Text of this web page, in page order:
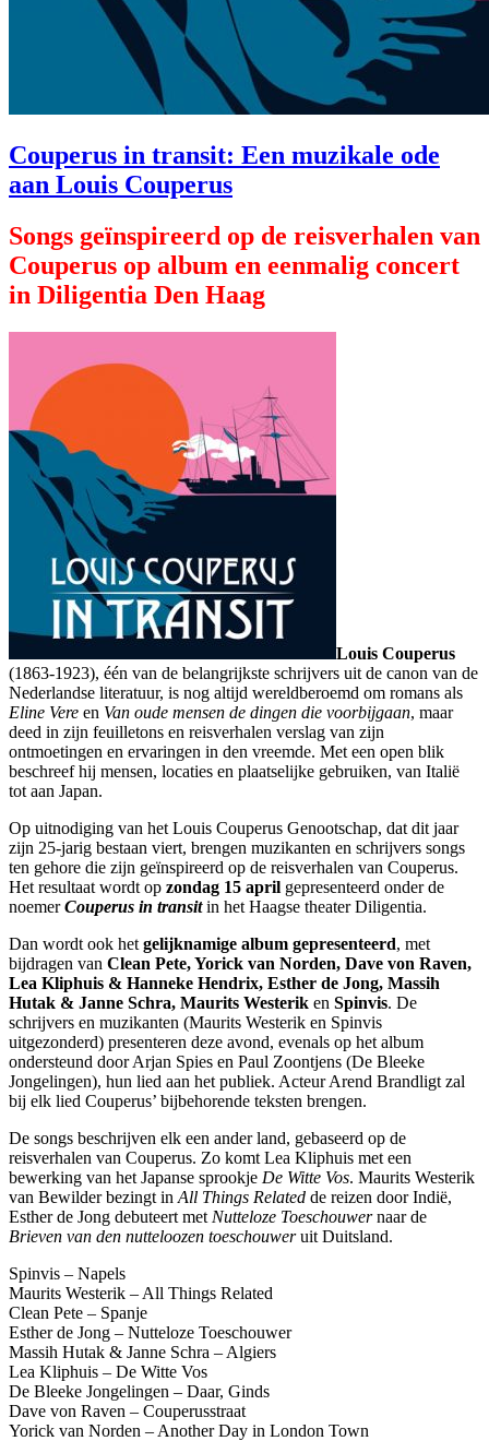
Couperus in transit: Een muzikale ode
aan Louis Couperus
Songs geïnspireerd op de reisverhalen van
Couperus op album en eenmalig concert
in Diligentia Den Haag
Louis Couperus
(1863-1923), één van de belangrijkste schrijvers uit de canon van de
Nederlandse literatuur, is nog altijd wereldberoemd om romans als
Eline Vere en Van oude mensen de dingen die voorbijgaan, maar
deed in zijn feuilletons en reisverhalen verslag van zijn
ontmoetingen en ervaringen in den vreemde. Met een open blik
beschreef hij mensen, locaties en plaatselijke gebruiken, van Italië
tot aan Japan.
Op uitnodiging van het Louis Couperus Genootschap, dat dit jaar
zijn 25-jarig bestaan viert, brengen muzikanten en schrijvers songs
ten gehore die zijn geïnspireerd op de reisverhalen van Couperus.
Het resultaat wordt op zondag 15 april gepresenteerd onder de
noemerCouperus in transitin het Haagse theater Diligentia.
Dan wordt ook het gelijknamige album gepresenteerd, met
bijdragen van Clean Pete, Yorick van Norden, Dave von Raven,
Lea Kliphuis & Hanneke Hendrix, Esther de Jong, Massih
Hutak & Janne Schra, Maurits Westerik en Spinvis. De
schrijvers en muzikanten (Maurits Westerik en Spinvis
uitgezonderd) presenteren deze avond, evenals op het album
ondersteund door Arjan Spies en Paul Zoontjens (De Bleeke
Jongelingen), hun lied aan het publiek. Acteur Arend Brandligt zal
bij elk lied Couperus’ bijbehorende teksten brengen.
De songs beschrijven elk een ander land, gebaseerd op de
reisverhalen van Couperus. Zo komt Lea Kliphuis met een
bewerking van het Japanse sprookje De Witte Vos. Maurits Westerik
van Bewilder bezingt in All Things Related de reizen door Indië,
Esther de Jong debuteert met Nutteloze Toeschouwernaar de
Brieven van den nutteloozen toeschouweruit Duitsland.
Spinvis – Napels
Maurits Westerik – All Things Related
Clean Pete – Spanje
Esther de Jong – Nutteloze Toeschouwer
Massih Hutak & Janne Schra – Algiers
Lea Kliphuis – De Witte Vos
De Bleeke Jongelingen – Daar, Ginds
Dave von Raven – Couperusstraat
Yorick van Norden – Another Day in London Town